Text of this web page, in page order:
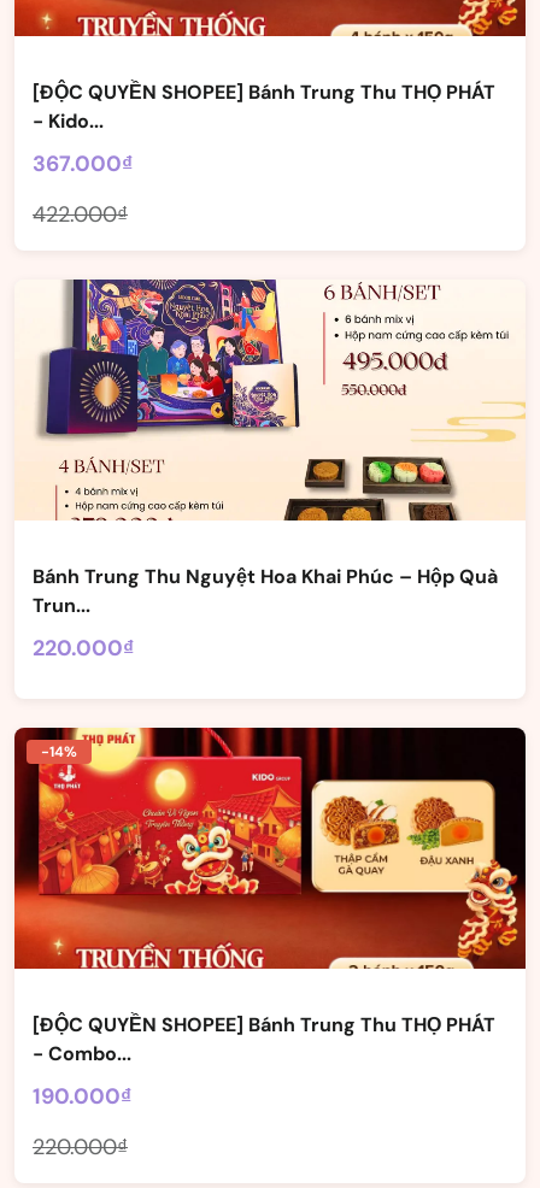
[ĐỘC QUYỀN SHOPEE] Bánh Trung Thu THỌ PHÁT
- Kido...
367.000₫
422.000₫
Bánh Trung Thu Nguyệt Hoa Khai Phúc – Hộp Quà
Trun...
220.000₫
-14%
[ĐỘC QUYỀN SHOPEE] Bánh Trung Thu THỌ PHÁT
- Combo...
190.000₫
220.000₫